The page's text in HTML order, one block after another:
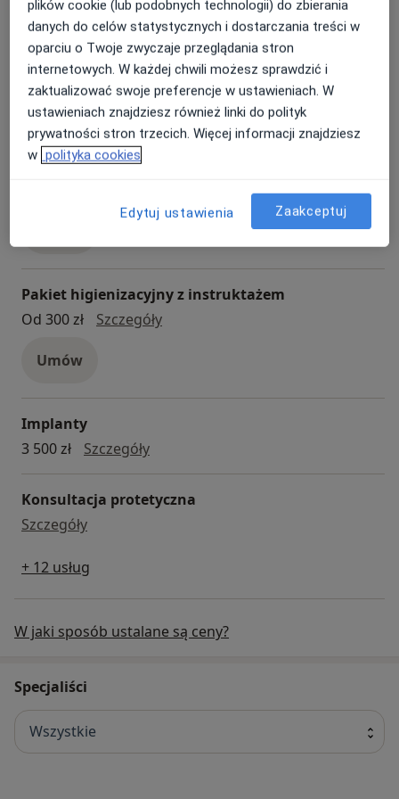
Konsultacja stomatologiczna
250 zł
Szczegóły Konsultacja stomatologiczna
Umów
Nakładkowe wybielanie zębów
nakładkowe wybielanie zębów
Pakiet higienizacyjny z instruktażem
Od 300 zł
Szczegółypakiet higienizacyjny z
Umów
Implanty
3 500 zł
Szczegółyimplanty
Konsultacja protetyczna
Szczegółykonsultacja protetyczna
+ 12 usług
W jaki sposób ustalane są ceny?
Specjaliści
Wszystkie
plików cookie (lub podobnych technologii) do zbierania
danych do celów statystycznych i dostarczania treści w
oparciu o Twoje zwyczaje przeglądania stron
internetowych. W każdej chwili możesz sprawdzić i
zaktualizować swoje preferencje w ustawieniach. W
ustawieniach znajdziesz również linki do polityk
prywatności stron trzecich. Więcej informacji znajdziesz
w polityka cookies
Edytuj ustawienia Zaakceptuj